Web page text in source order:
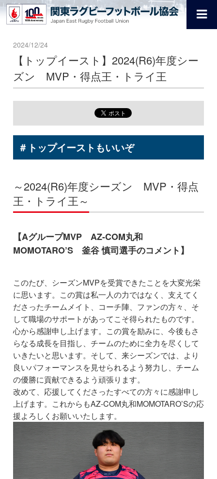
2024/12/24
【トップイースト】2024(R6)年度シー
ズン MVP・得点王・トライ王
＃トップイーストもいいぞ
～2024(R6)年度シーズン MVP・得点
王・トライ王～
【AグループMVP AZ-COM丸和
MOMOTARO’S 釜谷 慎司選手のコメント】
このたび、シーズンMVPを受賞できたことを大変光栄
に思います。この賞は私一人の力ではなく、支えてく
ださったチームメイト、コーチ陣、ファンの方々、そ
して職場のサポートがあってこそ得られたものです。
心から感謝申し上げます。この賞を励みに、今後もさ
らなる成長を目指し、チームのために全力を尽くして
いきたいと思います。そして、来シーズンでは、より
良いパフォーマンスを見せられるよう努力し、チーム
の優勝に貢献できるよう頑張ります。
改めて、応援してくださったすべての方々に感謝申し
上げます。これからもAZ-COM丸和MOMOTARO’Sの応
援よろしくお願いいたします。